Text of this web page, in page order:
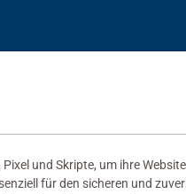
und Skripte, um ihre
für den sicheren und